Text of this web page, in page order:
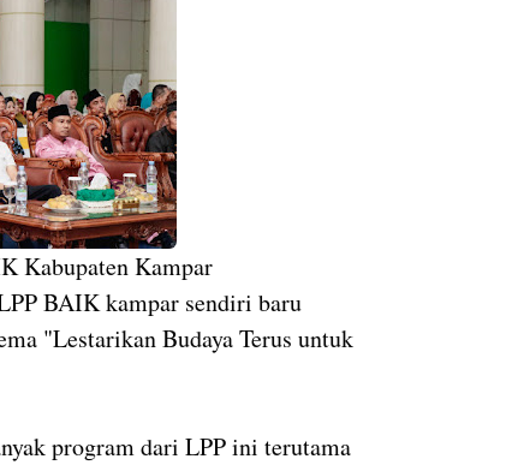
Kabupaten Kampar
BAIK kampar sendiri baru
"Lestarikan Budaya Terus untuk
program dari LPP ini terutama